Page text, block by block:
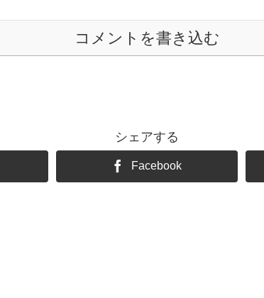
コメントを書き込む
シェアする
Facebook